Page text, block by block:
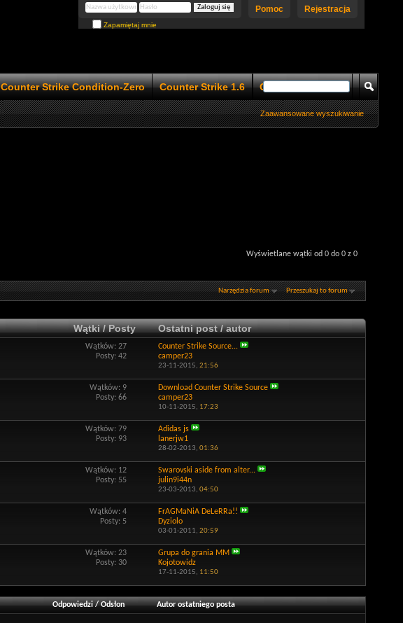
Rejestracja
Pomoc
Zapamiętaj mnie
Counter Strike Condition-Zero Counter Strike 1.6 Counter Strike 1.5
Zaawansowane wyszukiwanie
Wyświetlane wątki od 0 do 0 z 0
Narzędzia forum Przeszukaj to forum
Wątki / Posty Ostatni post / autor
Wątków: 27
Posty: 42
Counter Strike Source...
camper23
23-11-2015, 21:56
Wątków: 9
Posty: 66
Download Counter Strike Source
camper23
10-11-2015, 17:23
Wątków: 79
Posty: 93
Adidas js
lanerjw1
28-02-2013, 01:36
Wątków: 12
Posty: 55
Swarovski aside from alter...
julin9i44n
23-03-2013, 04:50
Wątków: 4
Posty: 5
FrAGMaNiA DeLeRRa!!
Dyziolo
03-01-2011, 20:59
Wątków: 23
Posty: 30
Grupa do grania MM
Kojotowidz
17-11-2015, 11:50
Odpowiedzi/Odsłon Autor ostatniego posta